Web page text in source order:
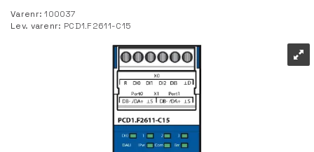
Varenr:100037
Lev. varenr: PCD1.F2611-C15